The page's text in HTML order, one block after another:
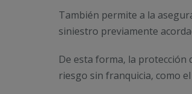
También permite a la
siniestro previamente
De esta forma, la protección
riesgo sin franquicia, como